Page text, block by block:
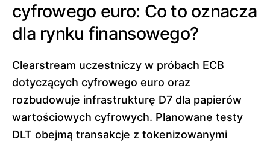
cyfrowego euro: Co to oznacza
dla rynku finansowego?
Clearstream uczestniczy w próbach ECB
dotyczących cyfrowego euro oraz
rozbudowuje infrastrukturę D7 dla papierów
wartościowych cyfrowych. Planowane testy
DLT obejmą transakcje z tokenizowanymi